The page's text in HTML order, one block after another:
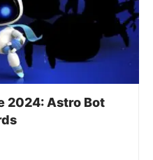
2024: Astro Bot